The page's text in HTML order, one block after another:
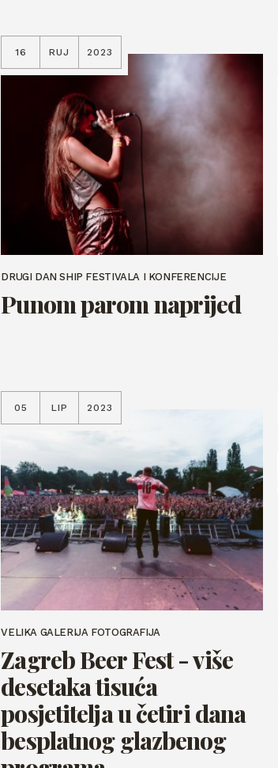
16 RUJ 2023
DRUGI DAN SHIP FESTIVALA I KONFERENCIJE
Punom parom naprijed
05 LIP 2023
VELIKA GALERIJA FOTOGRAFIJA
Zagreb Beer Fest - više
desetaka tisuća
posjetitelja u četiri dana
besplatnog glazbenog